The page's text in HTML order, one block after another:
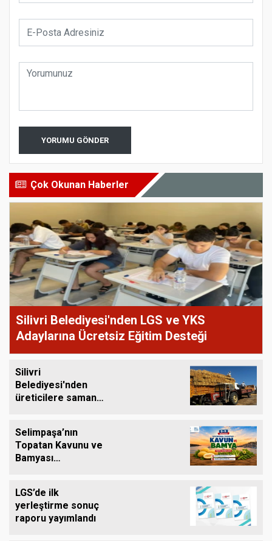
YORUMU GÖNDER
Çok Okunan Haberler
Silivri Belediyesi'nden LGS ve YKS
Adaylarına Ücretsiz Eğitim Desteği
Silivri
Belediyesi'nden
üreticilere saman
Selimpaşa’nın
Topatan Kavunu ve
Bamyası
LGS’de ilk
yerleştirme sonuç
raporu yayımlandı